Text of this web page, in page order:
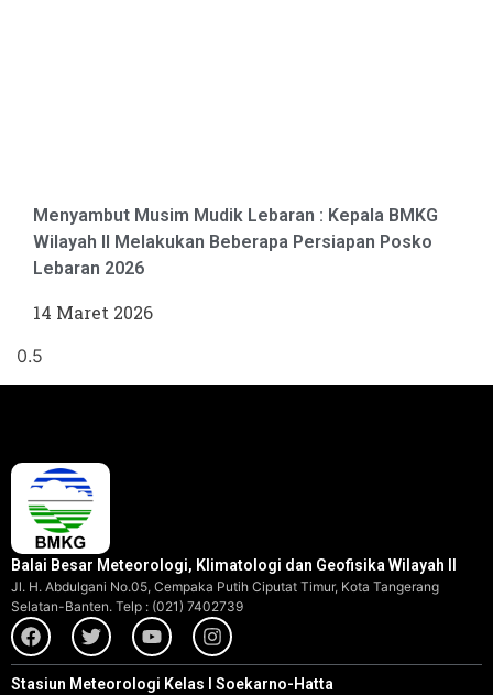
Menyambut Musim Mudik Lebaran : Kepala BMKG
Wilayah II Melakukan Beberapa Persiapan Posko
Lebaran 2026
14 Maret 2026
Balai Besar Meteorologi, Klimatologi dan Geofisika Wilayah II
Jl. H. Abdulgani No.05, Cempaka Putih Ciputat Timur, Kota Tangerang
Selatan-Banten. Telp : (021) 7402739
Stasiun Meteorologi Kelas I Soekarno-Hatta